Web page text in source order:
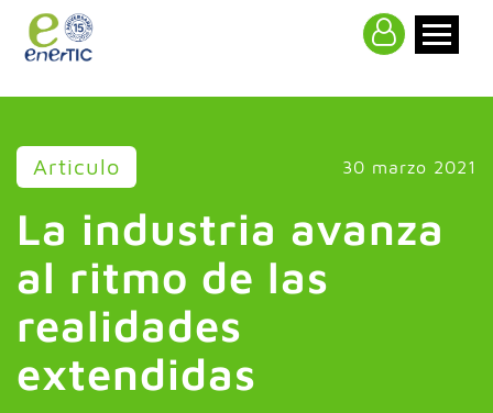
Articulo 30 marzo 2021
La industria avanza
al ritmo de las
realidades
extendidas